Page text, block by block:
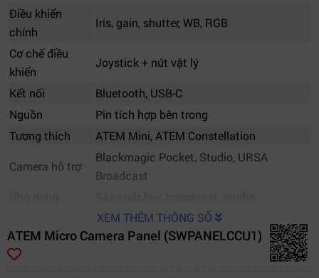
Điều khiển
chính
Iris, gain, shutter, WB, RGB
Cơ chế điều
khiển
Joystick + nút vật lý
Kết nối
Bluetooth, USB-C
Nguồn
Pin tích hợp bên trong
Tương thích
ATEM Mini, ATEM Constellation
Camera hỗ trợ
Blackmagic Pocket, Studio, URSA
Broadcast
XEM THÊM THÔNG SỐ
ATEM Micro Camera Panel (SWPANELCCU1)